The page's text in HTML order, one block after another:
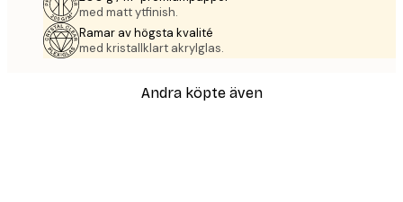
med matt ytfinish.
Ramar av högsta kvalité
med kristallklart akrylglas.
Andra köpte även